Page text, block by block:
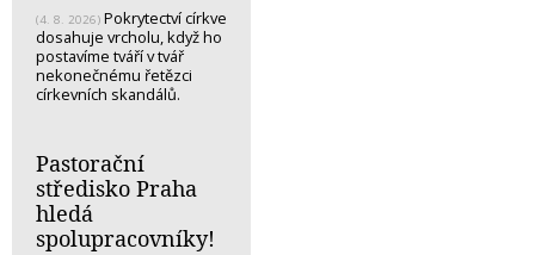
(4. 8. 2026) Pokrytectví církve
dosahuje vrcholu, když ho
postavíme tváří v tvář
nekonečnému řetězci
církevních skandálů.
Pastorační
středisko Praha
hledá
spolupracovníky!